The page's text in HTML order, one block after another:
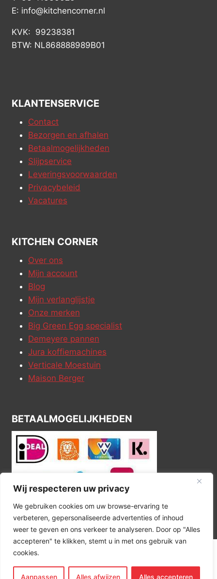
Wij respecteren uw privacy
We gebruiken cookies om uw browse-ervaring te
verbeteren, gepersonaliseerde advertenties of inhoud
weer te geven en ons verkeer te analyseren. Door op "Alles
accepteren" te klikken, stemt u in met ons gebruik van
cookies.
Aanpassen Alles afwijzen Alles accepteren
E: info@kitchencorner.nl
KVK: 99238381
BTW: NL868888989B01
KLANTENSERVICE
Contact
Bezorgen en afhalen
Betaalmogelijkheden
Slijpservice
Leveringsvoorwaarden
Privacybeleid
Vacatures
KITCHEN CORNER
Over ons
Mijn account
Blog
Mijn verlanglijstje
Onze merken
Big Green Egg specialist
Demeyere pannen
Jura koffiemachines
Verticale Moestuin
Maison Berger
BETAALMOGELIJKHEDEN
© 2026 Kitchen Corner